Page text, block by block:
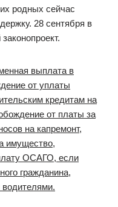
родных сейчас
28 сентября в
выплата в
от уплаты
кредитам на
от платы за
на капремонт,
имущество,
ОСАГО, если
гражданина,